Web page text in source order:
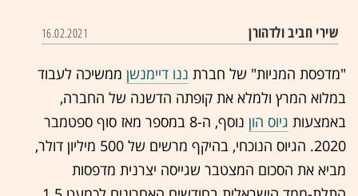
שירי חביב ולדהורן 16.02.2021
"מדפסת המניות" של חברת ננו דיימנשן ממשיכה לעבוד
במלוא המרץ ולמלא את קופתה הדשנה של החברה,
באמצעות גיוס הון
נוסף, ה-8 במספר מאז סוף ספטמבר
2020. הגיוס הנוכחי, בהיקף מרשים של 500 מיליון דולר,
מביא את הסכום המצטבר שגייסה יצרנית מדפסות